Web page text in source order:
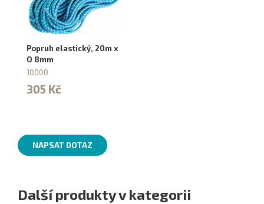
Popruh elastický, 20m x
O 8mm
10000
305 Kč
NAPSAT DOTAZ
Další produkty v kategorii